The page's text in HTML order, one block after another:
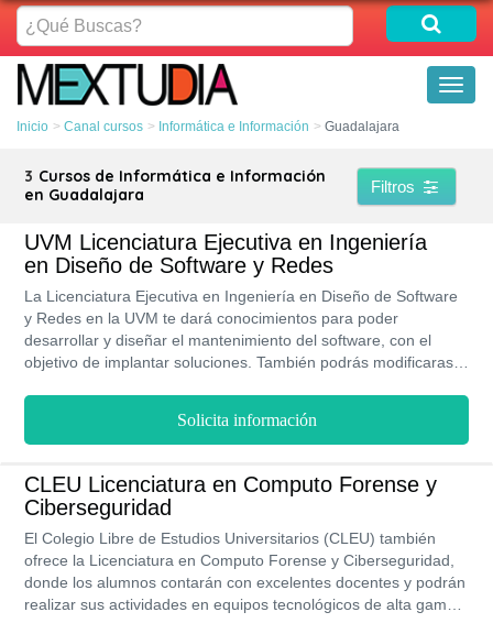
¿Qué
Buscas?
Inicio Canal cursos Informática e Información Guadalajara
3 Cursos de Informática e Información
en Guadalajara
Filtros
UVM Licenciatura Ejecutiva en Ingeniería
en Diseño de Software y Redes
La Licenciatura Ejecutiva en Ingeniería en Diseño de Software
y Redes en la UVM te dará conocimientos para poder
desarrollar y diseñar el mantenimiento del software, con el
objetivo de implantar soluciones. También podrás modificaras
a nivel mundial, y así obtener información de cualquier manera.
Además cuenta con una modalidad tanto presencial como en
Solicita información
CLEU Licenciatura en Computo Forense y
Ciberseguridad
El Colegio Libre de Estudios Universitarios (CLEU) también
ofrece la Licenciatura en Computo Forense y Ciberseguridad,
donde los alumnos contarán con excelentes docentes y podrán
realizar sus actividades en equipos tecnológicos de alta gama.